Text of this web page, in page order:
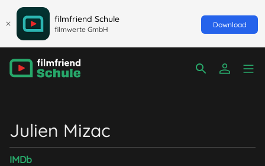
filmfriend Schule
filmwerte GmbH
Download
Julien Mizac
IMDb